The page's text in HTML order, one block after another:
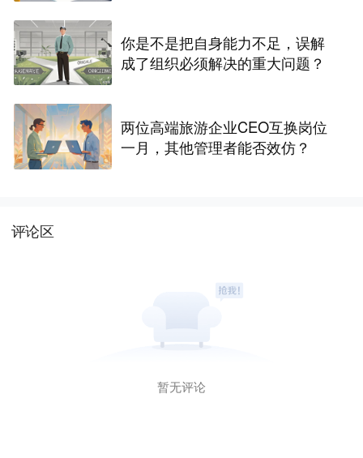
你是不是把自身能力不足，误解
成了组织必须解决的重大问题？
两位高端旅游企业CEO互换岗位
一月，其他管理者能否效仿？
评论区
暂无评论